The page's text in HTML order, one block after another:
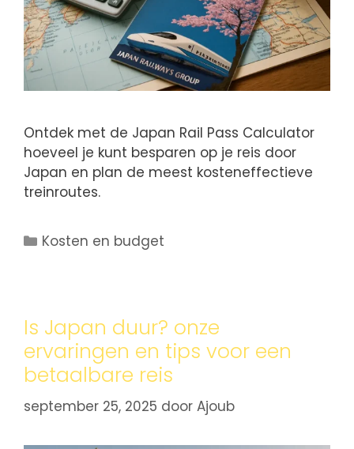
Ontdek met de Japan Rail Pass Calculator
hoeveel je kunt besparen op je reis door
Japan en plan de meest kosteneffectieve
treinroutes.
Kosten en budget
Is Japan duur? onze
ervaringen en tips voor een
betaalbare reis
september 25, 2025 door Ajoub